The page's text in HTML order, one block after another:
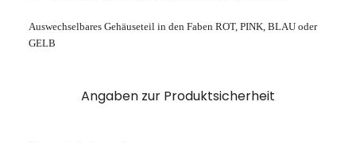
Auswechselbares Gehäuseteil in den Faben ROT, PINK, BLAU oder
GELB
Angaben zur Produktsicherheit